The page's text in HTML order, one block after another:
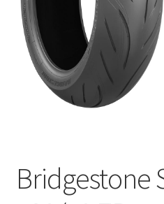
Bridgestone